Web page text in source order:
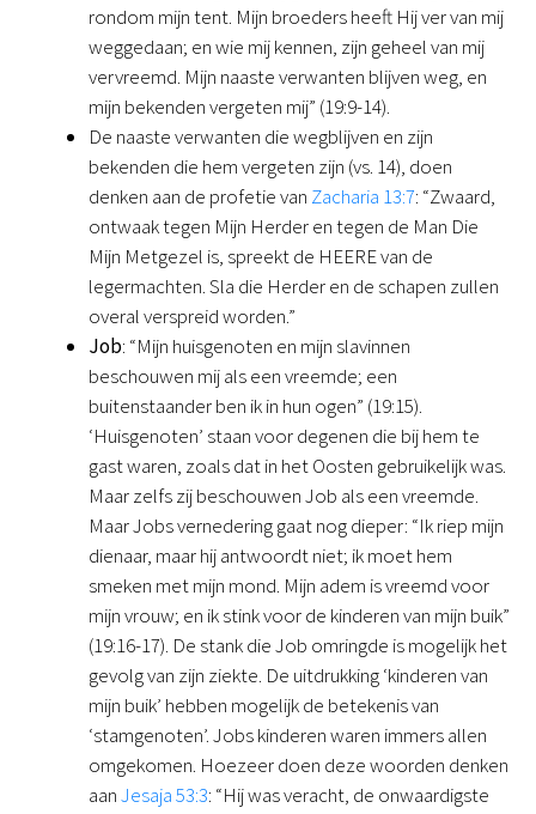
rondom mijn tent. Mijn broeders heeft Hij ver van mij
weggedaan; en wie mij kennen, zijn geheel van mij
vervreemd. Mijn naaste verwanten blijven weg, en
mijn bekenden vergeten mij” (19:9-14).
De naaste verwanten die wegblijven en zijn
bekenden die hem vergeten zijn (vs. 14), doen
denken aan de profetie van Zacharia 13:7: “Zwaard,
ontwaak tegen Mijn Herder en tegen de Man Die
Mijn Metgezel is, spreekt de HEERE van de
legermachten. Sla die Herder en de schapen zullen
overal verspreid worden.”
Job: “Mijn huisgenoten en mijn slavinnen
beschouwen mij als een vreemde; een
buitenstaander ben ik in hun ogen” (19:15).
‘Huisgenoten’ staan voor degenen die bij hem te
gast waren, zoals dat in het Oosten gebruikelijk was.
Maar zelfs zij beschouwen Job als een vreemde.
Maar Jobs vernedering gaat nog dieper: “Ik riep mijn
dienaar, maar hij antwoordt niet; ik moet hem
smeken met mijn mond. Mijn adem is vreemd voor
mijn vrouw; en ik stink voor de kinderen van mijn buik”
(19:16-17). De stank die Job omringde is mogelijk het
gevolg van zijn ziekte. De uitdrukking ‘kinderen van
mijn buik’ hebben mogelijk de betekenis van
‘stamgenoten’. Jobs kinderen waren immers allen
omgekomen. Hoezeer doen deze woorden denken
aanJesaja 53:3: “Hij was veracht, de onwaardigste